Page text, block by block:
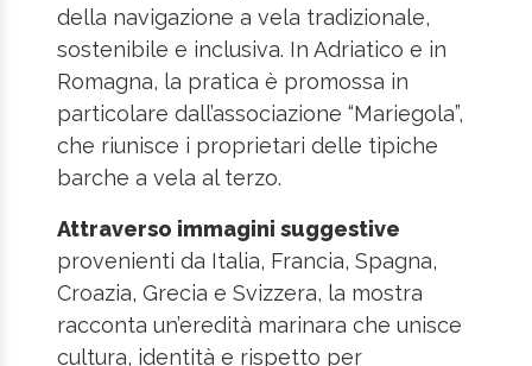
della navigazione a vela tradizionale,
sostenibile e inclusiva. In Adriatico e in
Romagna, la pratica è promossa in
particolare dall’associazione “Mariegola”,
che riunisce i proprietari delle tipiche
barche a vela al terzo.
Attraverso immagini suggestive
provenienti da Italia, Francia, Spagna,
Croazia, Grecia e Svizzera, la mostra
racconta un’eredità marinara che unisce
cultura, identità e rispetto per